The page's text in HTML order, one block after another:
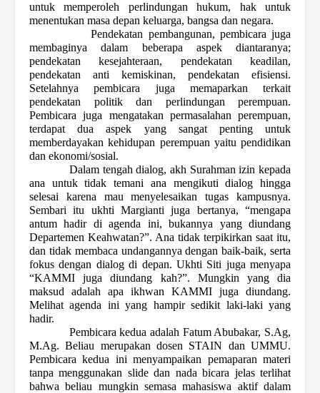
untuk memperoleh perlindungan hukum, hak untuk
menentukan masa depan keluarga, bangsa dan negara.
Pendekatan pembangunan, pembicara juga
membaginya dalam beberapa aspek diantaranya;
pendekatan kesejahteraan, pendekatan keadilan,
pendekatan anti kemiskinan, pendekatan efisiensi.
Setelahnya pembicara juga memaparkan terkait
pendekatan politik dan perlindungan perempuan.
Pembicara juga mengatakan permasalahan perempuan,
terdapat dua aspek yang sangat penting untuk
memberdayakan kehidupan perempuan yaitu pendidikan
dan ekonomi/sosial.
Dalam tengah dialog, akh Surahman izin kepada
ana untuk tidak temani ana mengikuti dialog hingga
selesai karena mau menyelesaikan tugas kampusnya.
Sembari itu ukhti Margianti juga bertanya, “mengapa
antum hadir di agenda ini, bukannya yang diundang
Departemen Keahwatan?”. Ana tidak terpikirkan saat itu,
dan tidak membaca undangannya dengan baik-baik, serta
fokus dengan dialog di depan. Ukhti Siti juga menyapa
“KAMMI juga diundang kah?”. Mungkin yang dia
maksud adalah apa ikhwan KAMMI juga diundang.
Melihat agenda ini yang hampir sedikit laki-laki yang
hadir.
Pembicara kedua adalah Fatum Abubakar, S.Ag,
M.Ag. Beliau merupakan dosen STAIN dan UMMU.
Pembicara kedua ini menyampaikan pemaparan materi
tanpa menggunakan slide dan nada bicara jelas terlihat
bahwa beliau mungkin semasa mahasiswa aktif dalam